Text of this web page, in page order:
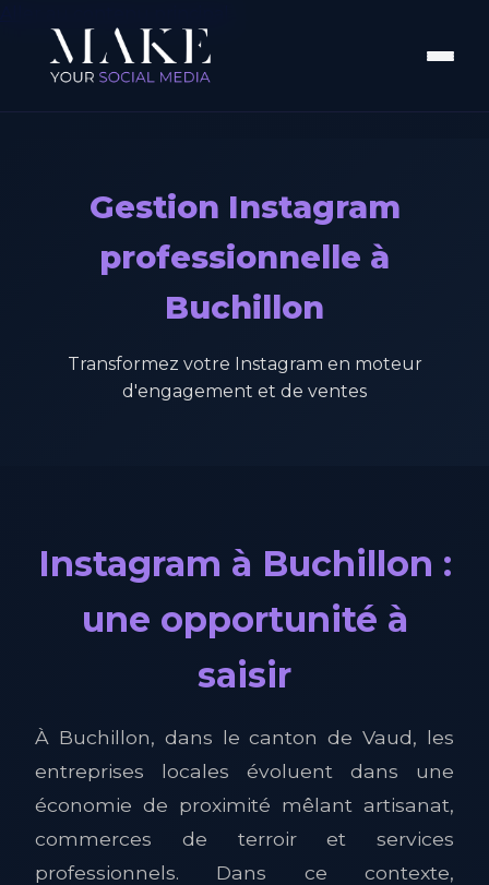
Gestion Instagram
professionnelle à
Buchillon
Transformez votre Instagram en moteur
d'engagement et de ventes
Instagram à Buchillon :
une opportunité à
saisir
À Buchillon, dans le canton de Vaud, les
entreprises locales évoluent dans une
économie de proximité mêlant artisanat,
commerces de terroir et services
professionnels. Dans ce contexte,